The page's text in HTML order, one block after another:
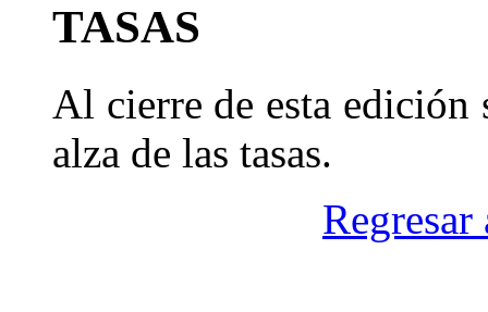
TASAS
Al cierre de esta edición
alza de las tasas.